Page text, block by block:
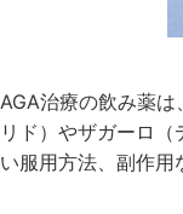
AGA治療の飲み薬
リド）やザガーロ
い服用方法、副作用